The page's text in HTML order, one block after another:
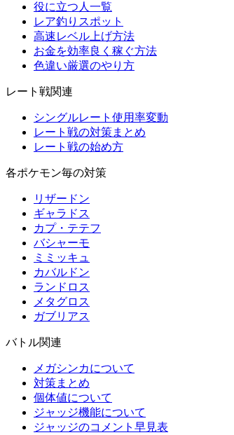
役に立つ人一覧
レア釣りスポット
高速レベル上げ方法
お金を効率良く稼ぐ方法
色違い厳選のやり方
レート戦関連
シングルレート使用率変動
レート戦の対策まとめ
レート戦の始め方
各ポケモン毎の対策
リザードン
ギャラドス
カプ・テテフ
バシャーモ
ミミッキュ
カバルドン
ランドロス
メタグロス
ガブリアス
バトル関連
メガシンカについて
対策まとめ
個体値について
ジャッジ機能について
ジャッジのコメント早見表